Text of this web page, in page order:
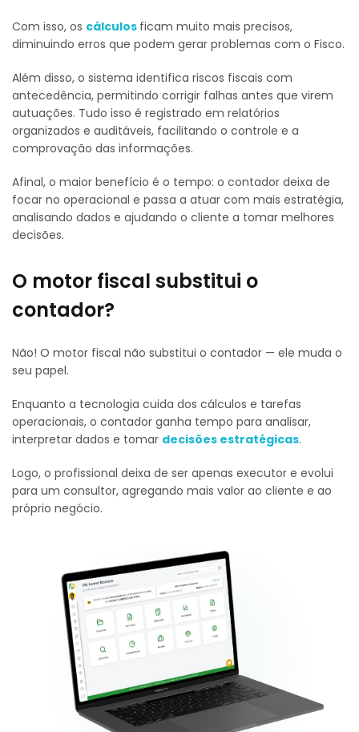
Com isso, os cálculos ficam muito mais precisos,
diminuindo erros que podem gerar problemas com o Fisco.
Além disso, o sistema identifica riscos fiscais com
antecedência, permitindo corrigir falhas antes que virem
autuações. Tudo isso é registrado em relatórios
organizados e auditáveis, facilitando o controle e a
comprovação das informações.
Afinal, o maior benefício é o tempo: o contador deixa de
focar no operacional e passa a atuar com mais estratégia,
analisando dados e ajudando o cliente a tomar melhores
decisões.
O motor fiscal substitui o
contador?
Não! O motor fiscal não substitui o contador — ele muda o
seu papel.
Enquanto a tecnologia cuida dos cálculos e tarefas
operacionais, o contador ganha tempo para analisar,
interpretar dados e tomar decisões estratégicas.
Logo, o profissional deixa de ser apenas executor e evolui
para um consultor, agregando mais valor ao cliente e ao
próprio negócio.